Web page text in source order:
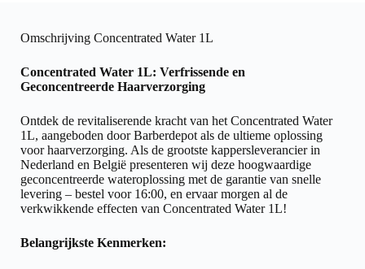
Omschrijving Concentrated Water 1L
Concentrated Water 1L: Verfrissende en
Geconcentreerde Haarverzorging
Ontdek de revitaliserende kracht van het Concentrated Water
1L, aangeboden door Barberdepot als de ultieme oplossing
voor haarverzorging. Als de grootste kappersleverancier in
Nederland en België presenteren wij deze hoogwaardige
geconcentreerde wateroplossing met de garantie van snelle
levering – bestel voor 16:00, en ervaar morgen al de
verkwikkende effecten van Concentrated Water 1L!
Belangrijkste Kenmerken: